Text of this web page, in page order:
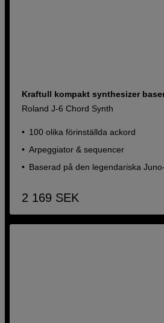
Kraftull kompakt synthesizer
Roland J-6 Chord Synth
100 olika förinställda ackord
Arpeggiator & sequencer
Baserad på den legendariska
2 169 SEK